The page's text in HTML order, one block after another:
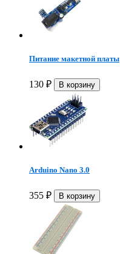
Питание макетной платы
130 ₽
Arduino Nano 3.0
355 ₽